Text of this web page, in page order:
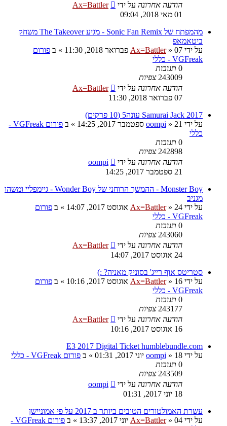
הודעה אחרונה על ידי
Ax=Battler
01 מאי 2018, 09:04
מהמפתח של Sonic Fan Remix - מגיע The Takeover משחק
ביטאמאפ
על ידי
Ax=Battler» 07 פברואר 2018, 11:30 » ב פורום
VGFreak - כללי
0 תגובות
243009 צפיות
הודעה אחרונה על ידי
Ax=Battler
07 פברואר 2018, 11:30
Samurai Jack 2017 עונה5 (10 פרקים)
על ידי
oompi » 21 ספטמבר 2017, 14:25 » ב
פורום VGFreak -
כללי
0 תגובות
242898 צפיות
הודעה אחרונה על ידי
oompi
21 ספטמבר 2017, 14:25
Monster Boy - ההמשך הרוחני של Wonder Boy - גיימפליי ומשהו
מגניב
על ידי
Ax=Battler» 24 אוגוסט 2017, 14:07 » ב פורום
VGFreak - כללי
0 תגובות
243060 צפיות
הודעה אחרונה על ידי
Ax=Battler
24 אוגוסט 2017, 14:07
סטריטס אוף רייג' בסוניק מאניה? :)
על ידי
Ax=Battler» 16 אוגוסט 2017, 10:16 » ב פורום
VGFreak - כללי
0 תגובות
243177 צפיות
הודעה אחרונה על ידי
Ax=Battler
16 אוגוסט 2017, 10:16
E3 2017 Digital Ticket humblebundle.com
על ידי
oompi » 18 יוני 2017, 01:31 » ב פורום VGFreak - כללי
0 תגובות
243509 צפיות
הודעה אחרונה על ידי
oompi
18 יוני 2017, 01:31
עשרת האמולטורים הטובים ביותר ב 2017 על פי אמוניישן
על ידי
Ax=Battler» 04 יוני 2017, 13:37 » ב
פורום VGFreak -